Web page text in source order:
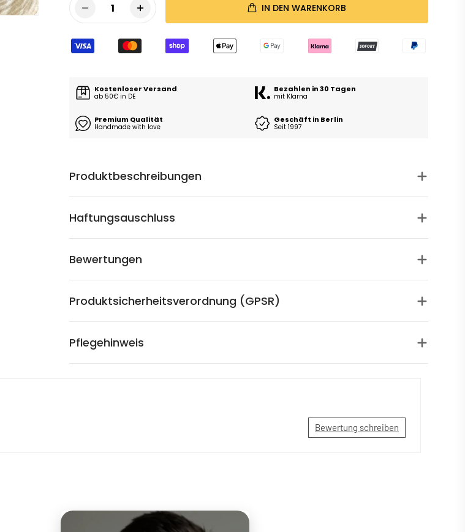
1 IN DEN WARENKORB
Kostenloser Versand
ab 50€ in DE
Bezahlen in 30 Tagen
mit Klarna
Premium Qualität
Handmade with love
Geschäft in Berlin
Seit 1997
Produktbeschreibungen
Haftungsauschluss
Bewertungen
Produktsicherheitsverordnung (GPSR)
Pflegehinweis
Bewertung schreiben